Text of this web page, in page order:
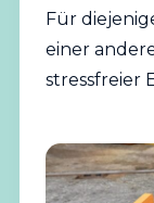
Für
einer
stressfreier